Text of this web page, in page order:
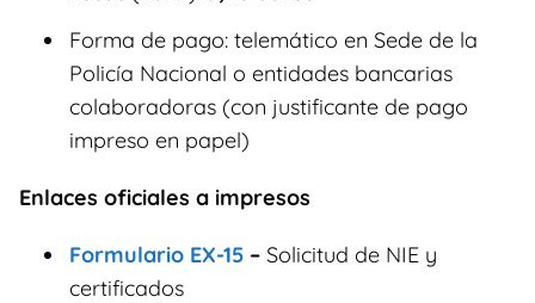
Forma de pago: telemático en Sede de la
Policía Nacional o entidades bancarias
colaboradoras (con justificante de pago
impreso en papel)
Enlaces oficiales a impresos
Formulario EX-15 – Solicitud de NIE y
certificados